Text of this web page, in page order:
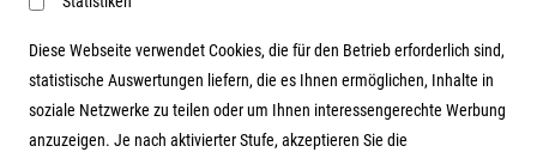
Adresse
Diese Webseite verwendet Cookies, die für den Betrieb erforderlich sind,
statistische Auswertungen liefern, die es Ihnen ermöglichen, Inhalte in
soziale Netzwerke zu teilen oder um Ihnen interessengerechte Werbung
anzuzeigen. Je nach aktivierter Stufe, akzeptieren Sie die